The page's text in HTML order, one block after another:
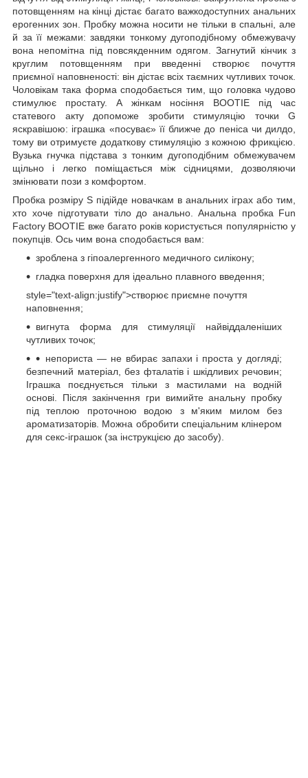
потовщенням на кінці дістає багато важкодоступних анальних
ерогенних зон. Пробку можна носити не тільки в спальні, але
й за її межами: завдяки тонкому дугоподібному обмежувачу
вона непомітна під повсякденним одягом. Загнутий кінчик з
круглим потовщенням при введенні створює почуття
приємної наповненості: він дістає всіх таємних чутливих точок.
Чоловікам така форма сподобається тим, що головка чудово
стимулює простату. А жінкам носіння BOOTIE під час
статевого акту допоможе зробити стимуляцію точки G
яскравішою: іграшка «посуває» її ближче до пеніса чи дилдо,
тому ви отримуєте додаткову стимуляцію з кожною фрикцією.
Вузька гнучка підстава з тонким дугоподібним обмежувачем
щільно і легко поміщається між сідницями, дозволяючи
змінювати пози з комфортом.
Пробка розміру S підійде новачкам в анальних іграх або тим,
хто хоче підготувати тіло до анально. Анальна пробка Fun
Factory BOOTIE вже багато років користується популярністю у
покупців. Ось чим вона сподобається вам:
зроблена з гіпоалергенного медичного силікону;
гладка поверхня для ідеально плавного введення;
style="text-align:justify">створює приємне почуття
наповнення;
вигнута форма для стимуляції найвіддаленіших
чутливих точок;
непориста — не вбирає запахи і проста у догляді;
безпечний матеріал, без фталатів і шкідливих речовин;
Іграшка поєднується тільки з мастилами на водній
основі. Після закінчення гри вимийте анальну пробку
під теплою проточною водою з м'яким милом без
ароматизаторів. Можна обробити спеціальним клінером
для секс-іграшок (за інструкцією до засобу).